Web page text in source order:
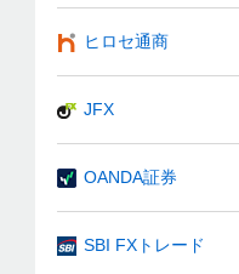
ヒロセ通商
JFX
OANDA証券
SBI FXトレード